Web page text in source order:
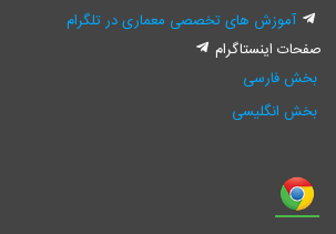
آموزش های تخصصی معماری در تلگرام
صفحات اینستاگرام
بخش فارسی
بخش انگلیسی